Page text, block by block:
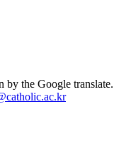
by the Google translate.